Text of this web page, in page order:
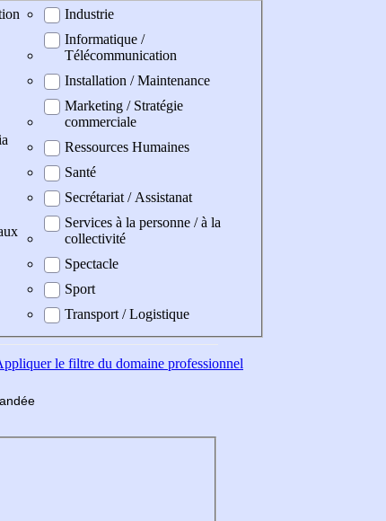
Industrie
Informatique /
Télécommunication
Installation / Maintenance
Marketing / Stratégie
commerciale
Ressources Humaines
Santé
Secrétariat / Assistanat
Services à la personne / à la
collectivité
Spectacle
Sport
Transport / Logistique
le filtre du domaine professionnel